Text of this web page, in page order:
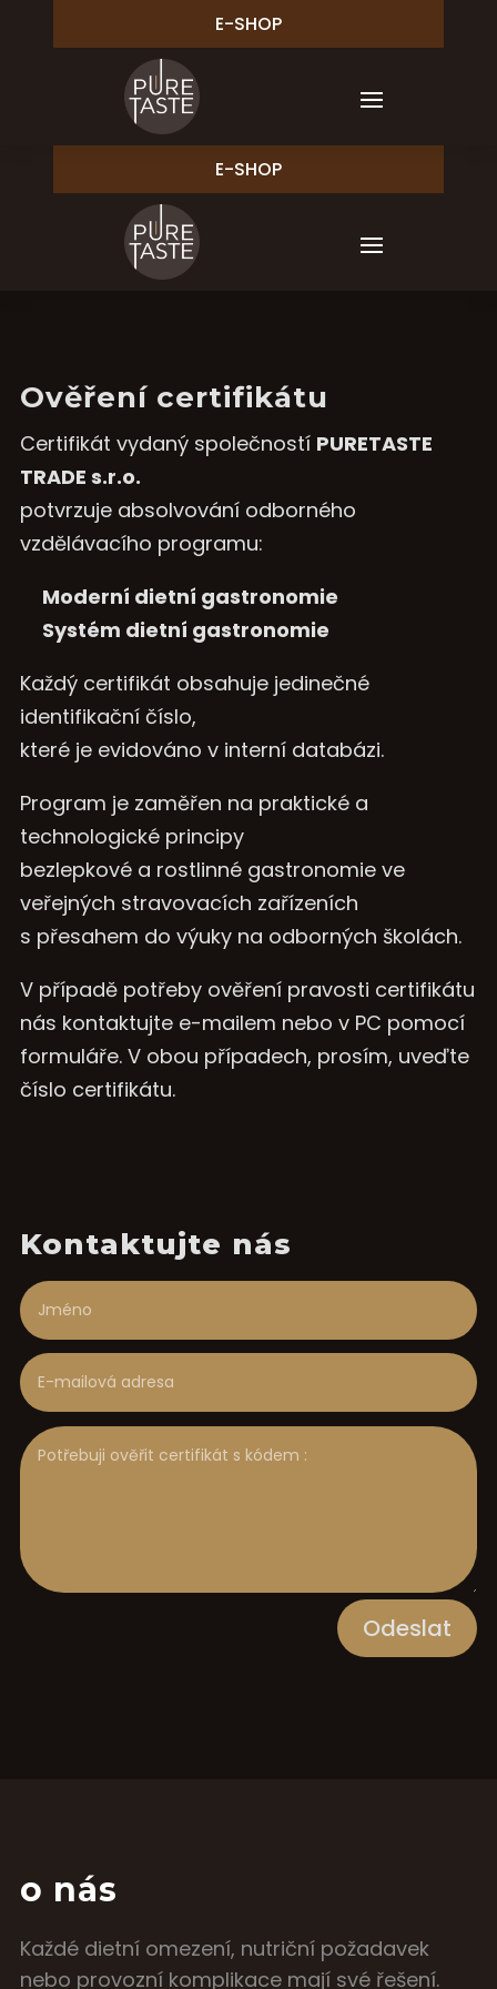
E-SHOP
E-SHOP
Ověření certifikátu
Certifikát vydaný společností PURETASTE
TRADE s.r.o.
potvrzuje absolvování odborného
vzdělávacího programu:
Moderní dietní gastronomie
Systém dietní gastronomie
Každý certifikát obsahuje jedinečné
identifikační číslo,
které je evidováno v interní databázi.
Program je zaměřen na praktické a
technologické principy
bezlepkové a rostlinné gastronomie ve
veřejných stravovacích zařízeních
s přesahem do výuky na odborných školách.
V případě potřeby ověření pravosti certifikátu
nás kontaktujte e-mailem nebo v PC pomocí
formuláře. V obou případech, prosím, uveďte
číslo certifikátu.
Kontaktujte nás
Odeslat
o nás
Každé dietní omezení, nutriční požadavek
nebo provozní komplikace mají své řešení.